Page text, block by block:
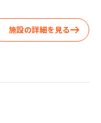
施設の詳細を見る